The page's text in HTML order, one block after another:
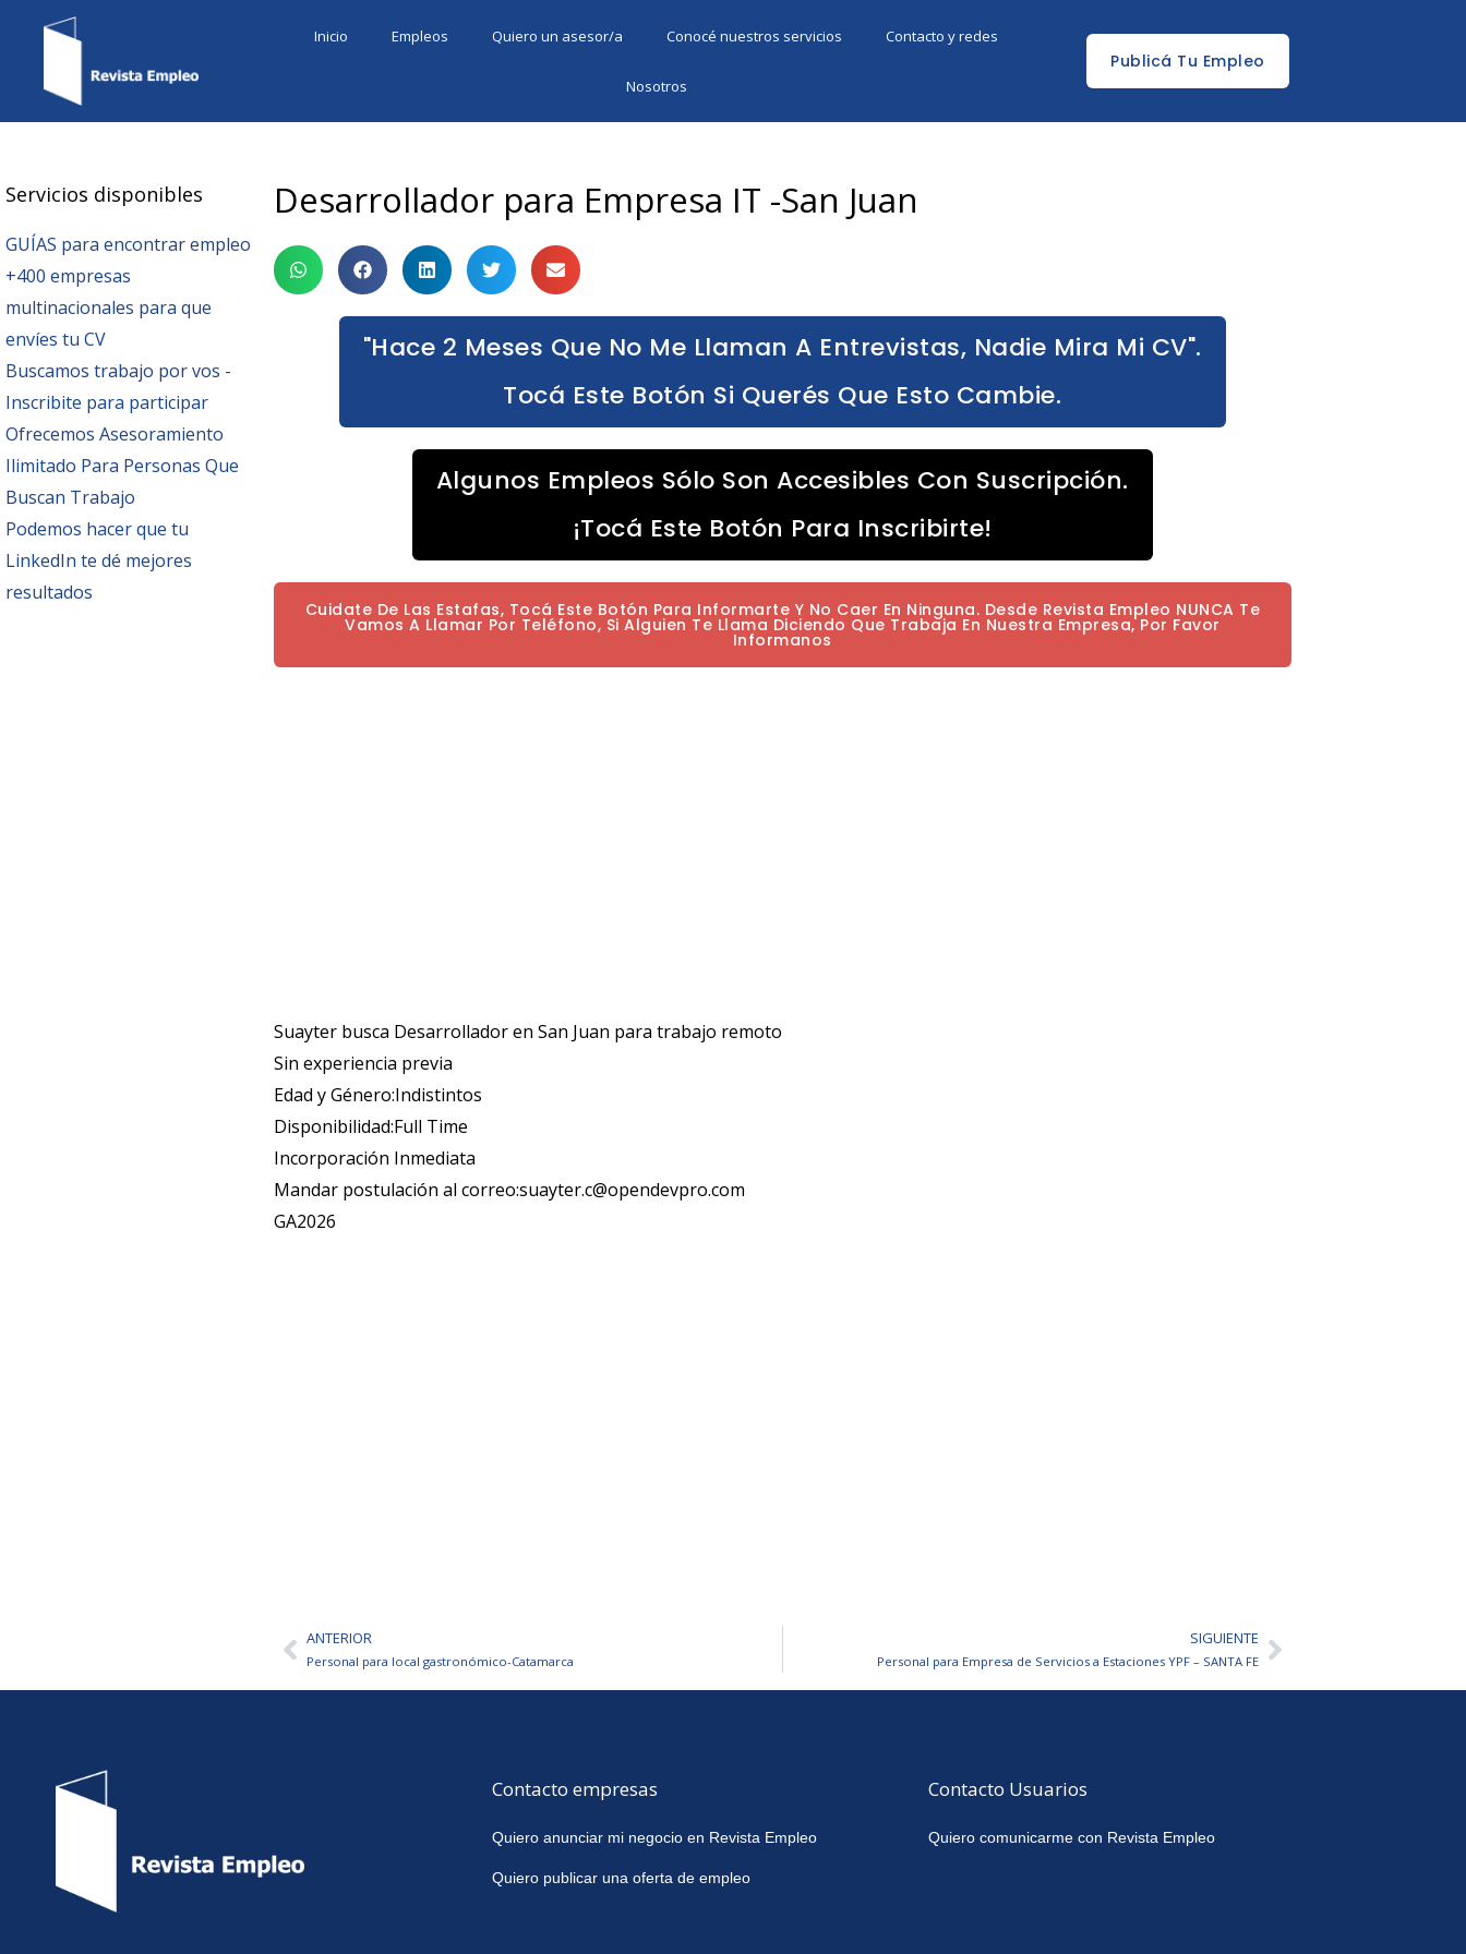
Inicio Empleos Quiero un asesor/a Conocé nuestros servicios Contacto y redes
Nosotros
Publicá Tu Empleo
Servicios disponibles
GUÍAS para encontrar empleo
+400 empresas
multinacionales para que
envíes tu CV
Buscamos trabajo por vos -
Inscribite para participar
Ofrecemos Asesoramiento
Ilimitado Para Personas Que
Buscan Trabajo
Podemos hacer que tu
LinkedIn te dé mejores
resultados
Desarrollador para Empresa IT -San Juan
"Hace 2 Meses Que No Me Llaman A Entrevistas, Nadie Mira Mi CV".
Tocá Este Botón Si Querés Que Esto Cambie.
Algunos Empleos Sólo Son Accesibles Con Suscripción.
¡Tocá Este Botón Para Inscribirte!
Cuidate De Las Estafas, Tocá Este Botón Para Informarte Y No Caer En Ninguna. Desde Revista Empleo NUNCA Te
Vamos A Llamar Por Teléfono, Si Alguien Te Llama Diciendo Que Trabaja En Nuestra Empresa, Por Favor
Informanos
Suayter busca Desarrollador en San Juan para trabajo remoto
Sin experiencia previa
Edad y Género:Indistintos
Disponibilidad:Full Time
Incorporación Inmediata
Mandar postulación al correo:suayter.c@opendevpro.com
GA2026
AntANTERIOR
Personal para local gastronómico-Catamarca
SIGUIENTE
Personal para Empresa de Servicios a Estaciones YPF – SANTA FESiguiente
Contacto empresas
Quiero anunciar mi negocio en Revista Empleo
Quiero publicar una oferta de empleo
Contacto Usuarios
Quiero comunicarme con Revista Empleo